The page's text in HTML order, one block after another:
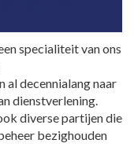
specialiteit van ons
decennialang naar
dienstverlening.
diverse partijen die
bezighouden